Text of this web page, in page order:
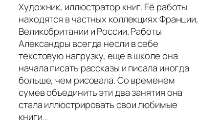
Художник, иллюстратор книг. Её работы
находятся в частных коллекциях Франции,
Великобритании и России. Работы
Александры всегда несли в себе
текстовую нагрузку, еще в школе она
начала писать рассказы и писала иногда
больше, чем рисовала. Со временем
сумев объединить эти два занятия она
стала иллюстрировать свои любимые
книги…